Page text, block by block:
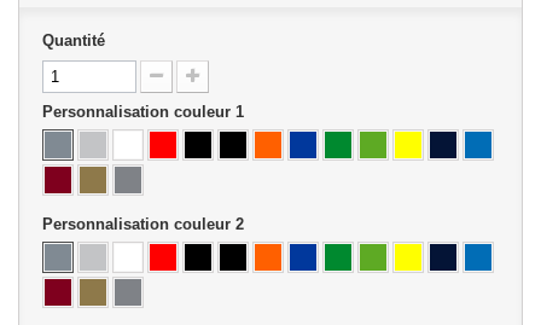
Quantité
Personnalisation couleur 1
Personnalisation couleur 2